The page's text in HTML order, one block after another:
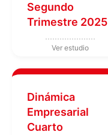
Segundo
Trimestre 2025
Dinámica
Empresarial
Cuarto